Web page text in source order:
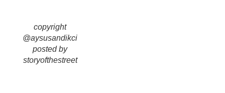
copyright
@aysusandikci
posted by
storyofthestreet